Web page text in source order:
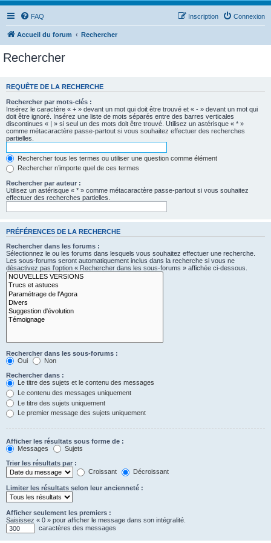
FAQ Connexion
Inscription
Accueil du forum Rechercher
Rechercher
REQUÊTE DE LA RECHERCHE
Rechercher par mots-clés :
Insérez le caractère « + » devant un mot qui doit être trouvé et « - » devant un mot qui
doit être ignoré. Insérez une liste de mots séparés entre des barres verticales
discontinues « | » si seul un des mots doit être trouvé. Utilisez un astérisque « * »
comme métacaractère passe-partout si vous souhaitez effectuer des recherches
partielles.
Rechercher tous les termes ou utiliser une question comme élément
Rechercher n’importe quel de ces termes
Rechercher par auteur :
Utilisez un astérisque « * » comme métacaractère passe-partout si vous souhaitez
effectuer des recherches partielles.
PRÉFÉRENCES DE LA RECHERCHE
Rechercher dans les forums :
Sélectionnez le ou les forums dans lesquels vous souhaitez effectuer une recherche.
Les sous-forums seront automatiquement inclus dans la recherche si vous ne
désactivez pas l’option « Rechercher dans les sous-forums » affichée ci-dessous.
Rechercher dans les sous-forums :
Oui
Non
Rechercher dans :
Le titre des sujets et le contenu des messages
Le contenu des messages uniquement
Le titre des sujets uniquement
Le premier message des sujets uniquement
Afficher les résultats sous forme de :
Messages
Sujets
Trier les résultats par :
Croissant
Décroissant
Limiter les résultats selon leur ancienneté :
Afficher seulement les premiers :
Saisissez « 0 » pour afficher le message dans son intégralité.
caractères des messages